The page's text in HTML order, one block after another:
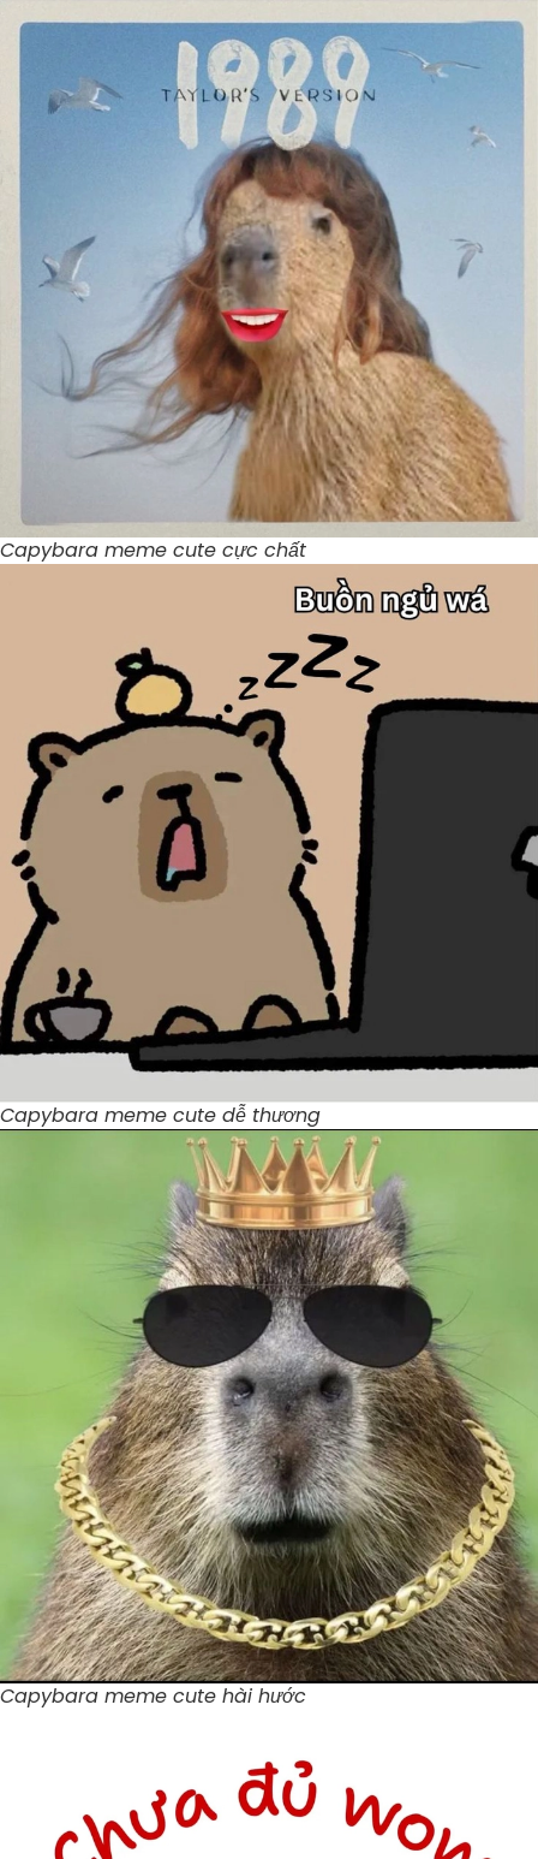
Capybara meme cute cực chất
Capybara meme cute dễ thương
Capybara meme cute hài hước